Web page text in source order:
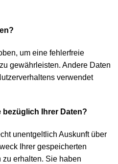
um eine fehlerfreie
gewährleisten. Andere Daten
verwendet
bezüglich Ihrer Daten?
unentgeltlich Auskunft über
Ihrer gespeicherten
erhalten. Sie haben